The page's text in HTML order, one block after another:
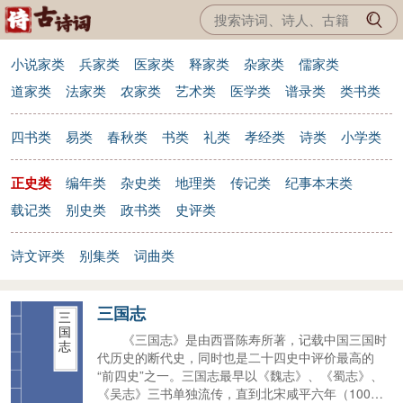
小说家类 兵家类 医家类 释家类 杂家类
儒家类
道家类
法家类 农家类 艺术类 医学类 谱录类 类书类
四书类 易类 春秋类 书类 礼类 孝经类 诗类 小学类
正史类 编年类 杂史类 地理类 传记类
纪事本末类
载记类
别史类 政书类 史评类
诗文评类 别集类 词曲类
三
国
志
三国志
《三国志》是由西晋陈寿所著，记载中国三国时
代历史的断代史，同时也是二十四史中评价最高的
“前四史”之一。三国志最早以《魏志》、《蜀志》、
《吴志》三书单独流传，直到北宋咸平六年（1003